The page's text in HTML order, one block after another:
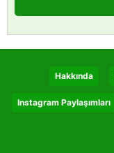
Hakkında
Instagram Paylaşımları